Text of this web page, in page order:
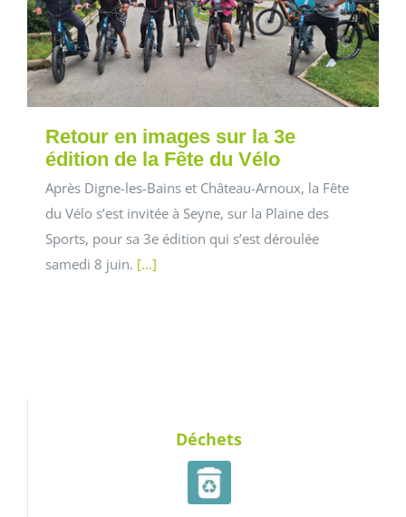
Retour en images sur la 3e
édition de la Fête du Vélo
Après Digne-les-Bains et Château-Arnoux, la Fête
du Vélo s’est invitée à Seyne, sur la Plaine des
Sports, pour sa 3e édition qui s’est déroulée
samedi 8 juin. [...]
Déchets